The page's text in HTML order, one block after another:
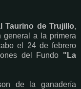
Taurino de Trujillo,
a la primera
el 24 de febrero
del Fundo "La
de la ganadería